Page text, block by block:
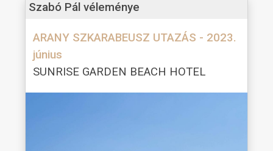
Szabó Pál véleménye
ARANY SZKARABEUSZ UTAZÁS - 2023.
június
SUNRISE GARDEN BEACH HOTEL